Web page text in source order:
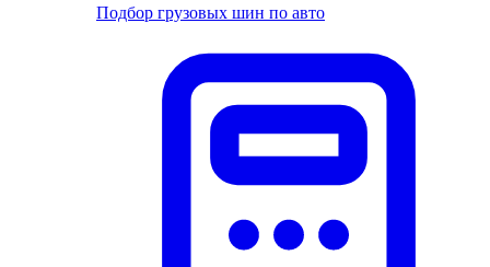
Подбор грузовых шин по авто